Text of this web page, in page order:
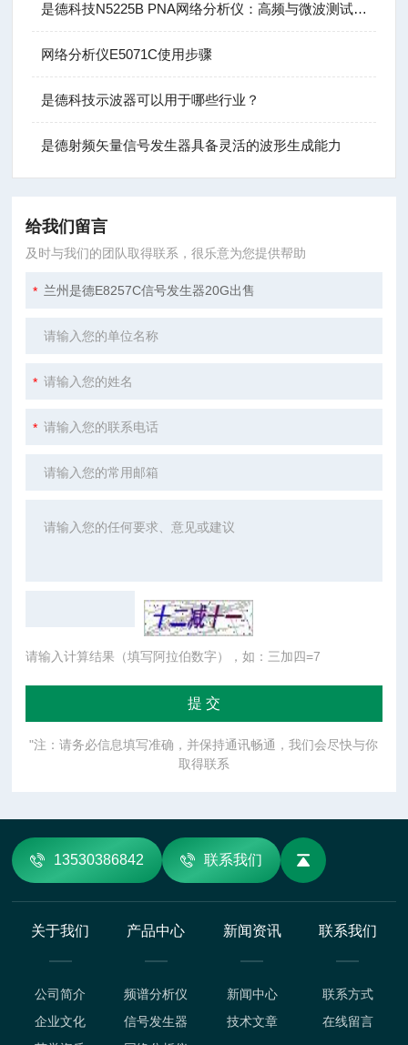
是德科技N5225B PNA网络分析仪：高频与微波测试的基石
网络分析仪E5071C使用步骤
是德科技示波器可以用于哪些行业？
是德射频矢量信号发生器具备灵活的波形生成能力
给我们留言
及时与我们的团队取得联系，很乐意为您提供帮助
请输入计算结果（填写阿拉伯数字），如：三加四=7
"注：请务必信息填写准确，并保持通讯畅通，我们会尽快与你
取得联系
13530386842 联系我们
关于我们
公司简介
企业文化
产品中心
频谱分析仪
信号发生器
新闻资讯
新闻中心
技术文章
联系我们
联系方式
在线留言